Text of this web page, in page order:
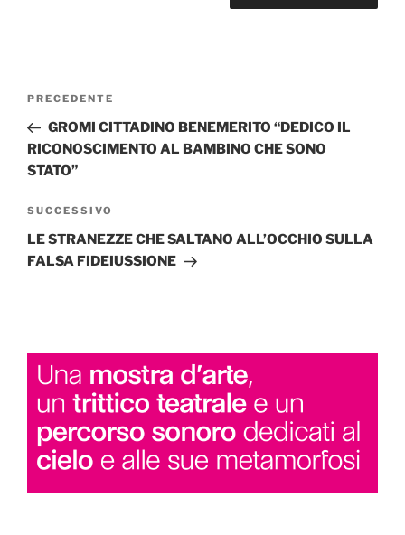
Navigazione
Articolo
precedente:
PRECEDENTE
GROMI CITTADINO BENEMERITO “DEDICO IL
RICONOSCIMENTO AL BAMBINO CHE SONO
STATO”
Articolo
successivo
SUCCESSIVO
LE STRANEZZE CHE SALTANO ALL’OCCHIO SULLA
FALSA FIDEIUSSIONE